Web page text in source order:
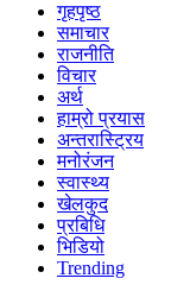
गृहपृष्ठ
समाचार
राजनीति
विचार
अर्थ
हाम्रो प्रयास
अन्तरास्ट्रिय
मनोरंजन
स्वास्थ्य
खेलकुद
प्रबिधि
भिडियो
Trending